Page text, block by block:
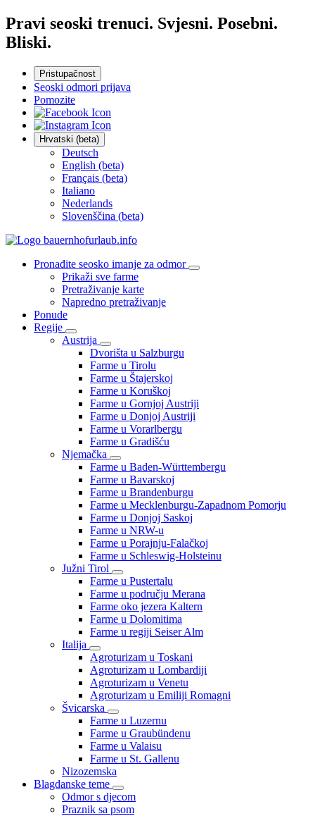
Pravi seoski trenuci. Svjesni. Posebni.
Bliski.
Pristupačnost
Seoski odmori prijava
Pomozite
Hrvatski (beta)
Deutsch
English (beta)
Français (beta)
Italiano
Nederlands
Slovenščina (beta)
Pronađite seosko imanje za odmor
Prikaži sve farme
Pretraživanje karte
Napredno pretraživanje
Ponude
Regije
Austrija
Dvorišta u Salzburgu
Farme u Tirolu
Farme u Štajerskoj
Farme u Koruškoj
Farme u Gornjoj Austriji
Farme u Donjoj Austriji
Farme u Vorarlbergu
Farme u Gradišću
Njemačka
Farme u Baden-Württembergu
Farme u Bavarskoj
Farme u Brandenburgu
Farme u Mecklenburgu-Zapadnom Pomorju
Farme u Donjoj Saskoj
Farme u NRW-u
Farme u Porajnju-Falačkoj
Farme u Schleswig-Holsteinu
Južni Tirol
Farme u Pustertalu
Farme u području Merana
Farme oko jezera Kaltern
Farme u Dolomitima
Farme u regiji Seiser Alm
Italija
Agroturizam u Toskani
Agroturizam u Lombardiji
Agroturizam u Venetu
Agroturizam u Emiliji Romagni
Švicarska
Farme u Luzernu
Farme u Graubündenu
Farme u Valaisu
Farme u St. Gallenu
Nizozemska
Blagdanske teme
Odmor s djecom
Praznik sa psom